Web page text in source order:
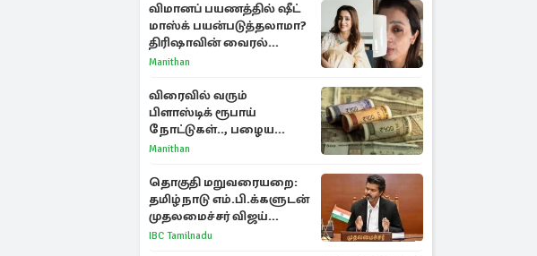
விமானப் பயணத்தில் ஷீட்
மாஸ்க் பயன்படுத்தலாமா?
திரிஷாவின் வைரல்
செல்ஃபிக்கு மருத்துவர்
Manithan
விரைவில் வரும்
பிளாஸ்டிக் ரூபாய்
நோட்டுகள்.., பழைய
காகித நோட்டுகள்
Manithan
தொகுதி மறுவரையறை:
தமிழ்நாடு எம்.பி.க்களுடன்
முதலமைச்சர் விஜய்
ஆலோசனை
IBC Tamilnadu